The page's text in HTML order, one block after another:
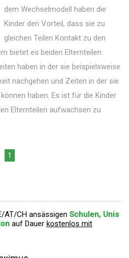
dem Wechselmodell haben die
Kinder den Vorteil, dass sie zu
gleichen Teilen Kontakt zu den
bietet es beiden Elternteilen
haben in der sie beispielsweise
nachgehen und Zeiten in der sie
haben. Es ist für die Kinder
Elternteilen aufwachsen zu
1
AT/CH ansässigen Schulen, Unis
auf Dauer kostenlos mit